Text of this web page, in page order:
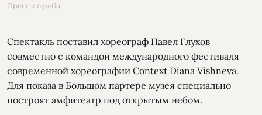
Пресс-служба
Спектакль поставил хореограф Павел Глухов
совместно с командой международного фестиваля
современной хореографии Context Diana Vishneva.
Для показа в Большом партере музея специально
построят амфитеатр под открытым небом.